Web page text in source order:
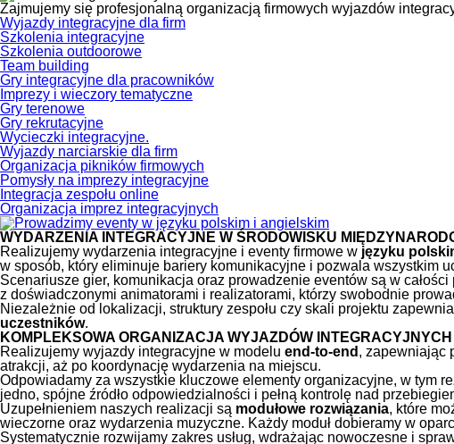
Zajmujemy się profesjonalną organizacją firmowych wyjazdów
Wyjazdy integracyjne dla firm
Szkolenia integracyjne
Szkolenia outdoorowe
Team building
Gry integracyjne dla pracowników
Imprezy i wieczory tematyczne
Gry terenowe
Gry rekrutacyjne
Wycieczki integracyjne.
Wyjazdy narciarskie dla firm
Organizacja pikników firmowych
Pomysły na imprezy integracyjne
Integracja zespołu online
Organizacja imprez integracyjnych
WYDARZENIA INTEGRACYJNE W ŚRODOWISKU
Realizujemy wydarzenia integracyjne i eventy firmowe w języku
w sposób, który eliminuje bariery komunikacyjne i pozwala wszystkim
Scenariusze gier, komunikacja oraz prowadzenie eventów są w
z doświadczonymi animatorami i realizatorami, którzy swobodnie
Niezależnie od lokalizacji, struktury zespołu czy skali projektu
uczestników.
KOMPLEKSOWA ORGANIZACJA WYJAZDÓW INTEGRACYJNYCH
Realizujemy wyjazdy integracyjne w modelu end-to-end , zapewniając
atrakcji, aż po koordynację wydarzenia na miejscu.
Odpowiadamy za wszystkie kluczowe elementy organizacyjne, w tym
jedno, spójne źródło odpowiedzialności i pełną kontrolę nad
Uzupełnieniem naszych realizacji są modułowe rozwiązania, które
wieczorne oraz wydarzenia muzyczne. Każdy moduł dobieramy w
Systematycznie rozwijamy zakres usług, wdrażając nowoczesne i